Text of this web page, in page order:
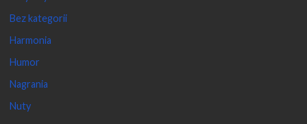
Bez kategorii
Harmonia
Humor
Nagrania
Nuty